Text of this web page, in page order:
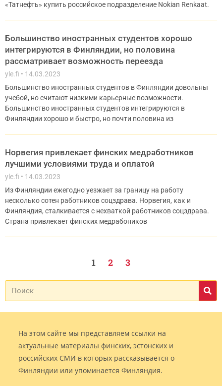
«Татнефть» купить российское подразделение Nokian Renkaat.
Большинство иностранных студентов хорошо
интегрируются в Финляндии, но половина
рассматривает возможность переезда
yle.fi
14.03.2023
Большинство иностранных студентов в Финляндии довольны
учебой, но считают низкими карьерные возможности.
Большинство иностранных студентов интегрируются в
Финляндии хорошо и быстро, но почти половина из
Норвегия привлекает финских медработников
лучшими условиями труда и оплатой
yle.fi
14.03.2023
Из Финляндии ежегодно уезжает за границу на работу
несколько сотен работников соцздрава. Норвегия, как и
Финляндия, сталкивается с нехваткой работников соцздрава.
Страна привлекает финских медрабоников
1 2 3
На этом сайте мы представляем ссылки на
актуальные материалы финских, эстонских и
российских СМИ в которых рассказывается о
Финляндии или упоминается Финляндия.